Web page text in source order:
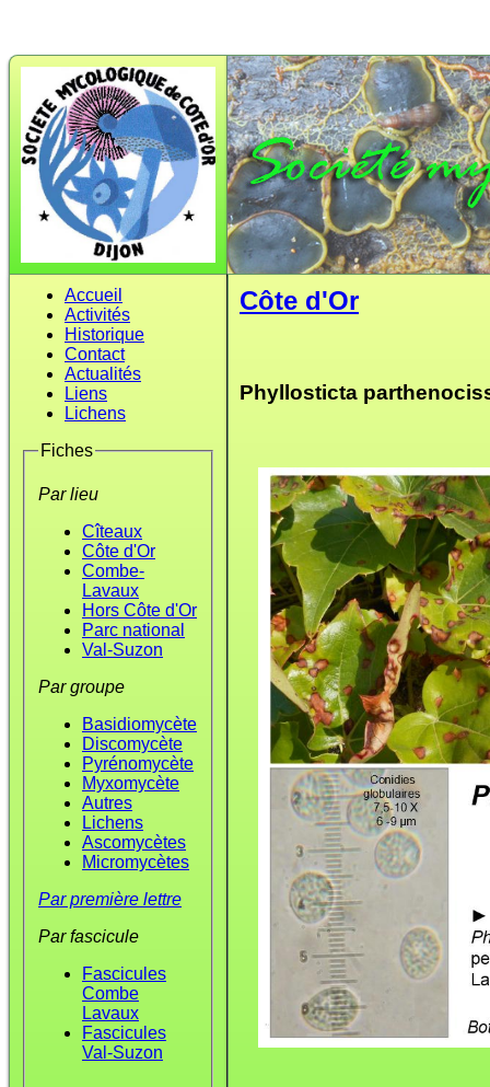
Accueil
Activités
Historique
Contact
Actualités
Liens
Lichens
Fiches
Par lieu
Cîteaux
Côte d'Or
Combe-
Lavaux
Hors Côte d'Or
Parc national
Val-Suzon
Par groupe
Basidiomycète
Discomycète
Pyrénomycète
Myxomycète
Autres
Lichens
Ascomycètes
Micromycètes
Par première lettre
Par fascicule
Fascicules
Combe
Lavaux
Fascicules
Val-Suzon
Côte d'Or
Phyllosticta